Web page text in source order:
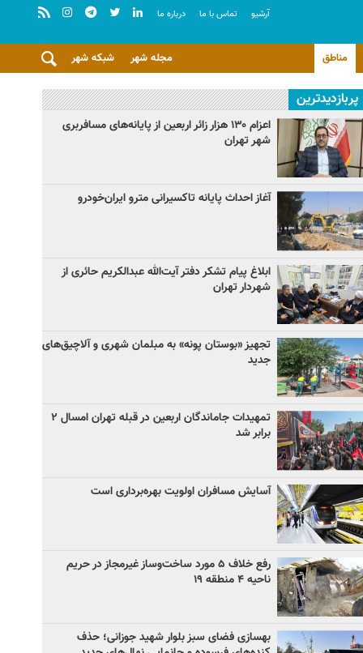
آرشيو تماس با ما درباره ما
مناطق شبکه شهر مجله شهر
پربازدیدترین
اعزام ۱۳۰ هزار زائر اربعین از پایانه‌های مسافربری
شهر تهران
آغاز احداث پایانه تاکسیرانی مترو ایران‌خودرو
ابلاغ پیام تشکر دفتر آیت‌الله عبدالکریم حائری از
شهردار تهران
تجهیز «بوستان پونه» به مبلمان شهری و آلاچیق‌های
جدید
تمهیدات جاماندگان اربعین در قبله تهران امسال ۲
برابر شد
آسایش مسافران اولویت بهره‌برداری است
رفع خلاف ۵ مورد ساخت‌وساز غیرمجاز در حریم
ناحیه ۴ منطقه ۱۹
بهسازی فضای سبز بلوار شهید جوزانی؛ حذف